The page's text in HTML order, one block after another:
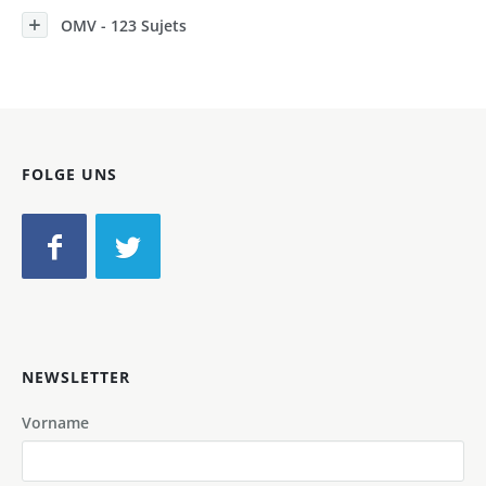
OMV - 123 Sujets
FOLGE UNS
NEWSLETTER
Vorname